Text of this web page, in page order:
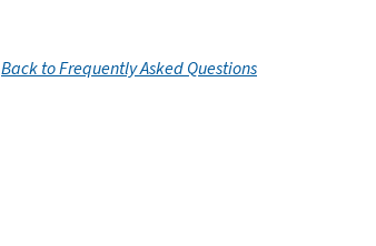
Back to Frequently Asked Questions